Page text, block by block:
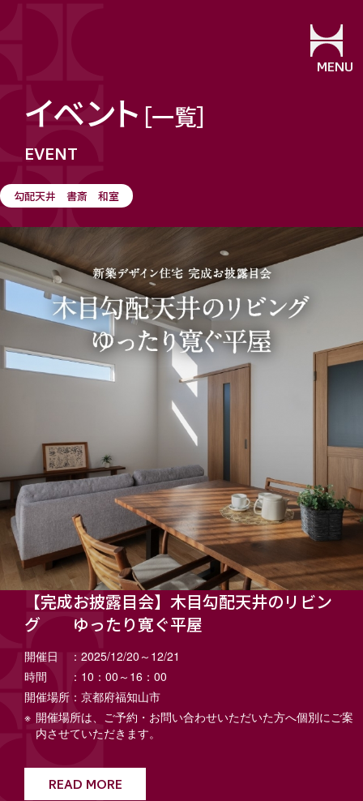
MENU
イベント ［一覧］
勾配天井 書斎 和室
【完成お披露目会】木目勾配天井のリビン
グ ゆったり寛ぐ平屋
開催日
2025/12/20～12/21
時間
10：00～16：00
開催場所
京都府福知山市
※ 開催場所は、ご予約・お問い合わせいただいた方へ個別にご案
内させていただきます。
READ MORE